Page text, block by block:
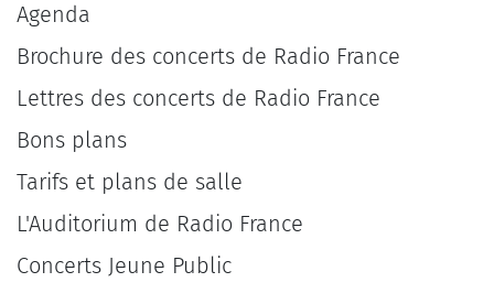
Agenda
Brochure des concerts de Radio France
Lettres des concerts de Radio France
Bons plans
Tarifs et plans de salle
L'Auditorium de Radio France
Concerts Jeune Public